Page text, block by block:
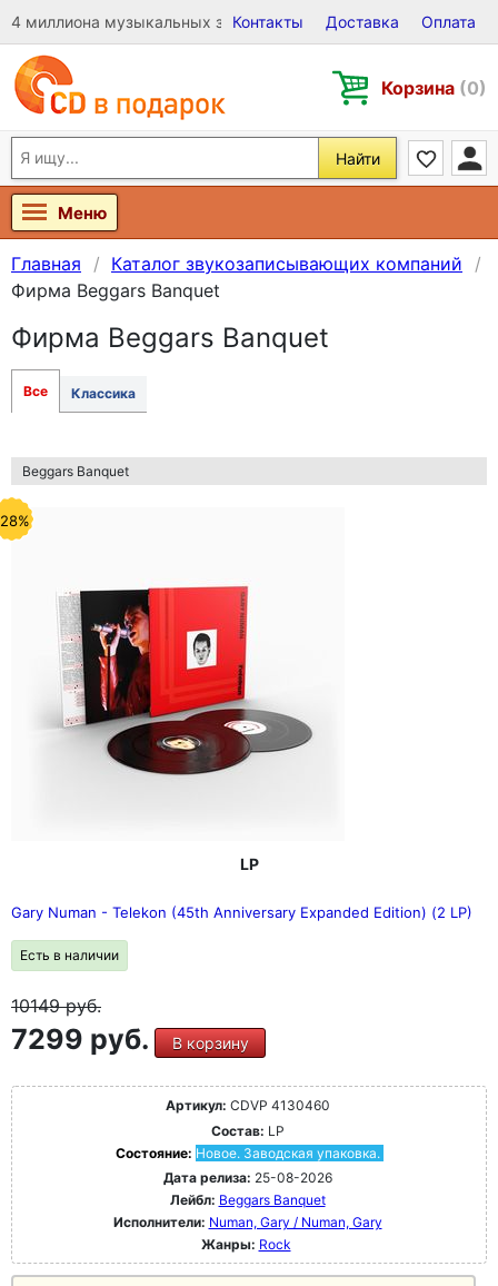
4 миллиона музыкальных записей на Виниле, CD и DVD
Контакты Доставка Оплата
Корзина (0)
Найти
Меню
Главная
Каталог звукозаписывающих компаний
Фирма Beggars Banquet
Фирма Beggars Banquet
Все Классика
Beggars Banquet
LP
Gary Numan - Telekon (45th Anniversary Expanded Edition) (2 LP)
Есть в наличии
10149руб.
7299 руб. В корзину
Артикул: CDVP 4130460
Состав: LP
Состояние: Новое. Заводская упаковка.
Дата релиза: 25-08-2026
Лейбл: Beggars Banquet
Исполнители: Numan, Gary / Numan, Gary
Жанры: Rock